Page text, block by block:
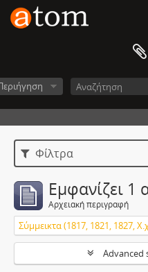
Φίλτρα
Εμφανίζει 1
Αρχειακή περιγραφή
Σύμμεικτα (1817, 1821, 1827,
Advanced